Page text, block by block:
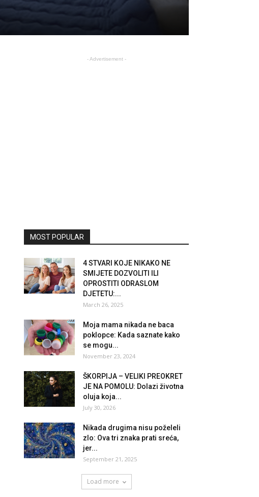
- Advertisement -
MOST POPULAR
4 STVARI KOJE NIKAKO NE
SMIJETE DOZVOLITI ILI
OPROSTITI ODRASLOM
DJETETU:...
March 26, 2025
Moja mama nikada ne baca
poklopce: Kada saznate kako
se mogu...
November 23, 2024
ŠKORPIJA – VELIKI PREOKRET
JE NA POMOLU: Dolazi životna
oluja koja...
July 30, 2026
Nikada drugima nisu poželeli
zlo: Ova tri znaka prati sreća,
jer...
September 21, 2025
Load more